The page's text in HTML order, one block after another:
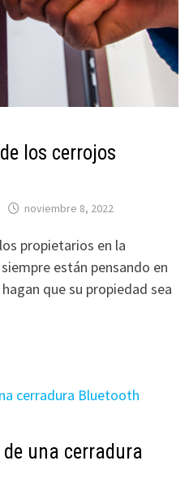
los cerrojos
noviembre 8, 2022
propietarios en la
están pensando en
que su propiedad sea
una cerradura